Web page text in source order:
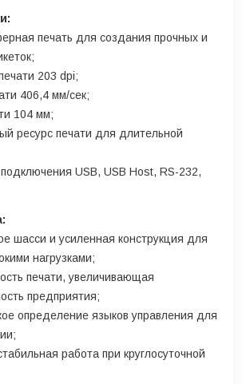
печать для создания прочных и
203 dpi;
406,4 мм/сек;
104 мм;
ресурс печати для длительной
USB, USB Host, RS-232,
шасси и усиленная конструкция для
нагрузками;
печати, увеличивающая
предприятия;
определение языков управления для
работа при круглосуточной